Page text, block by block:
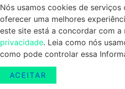
Nós usamos cookies de serviços
oferecer uma melhores
este site está a concordar com a
privacidade. Leia como nós
como pode controlar essa
ACEITAR